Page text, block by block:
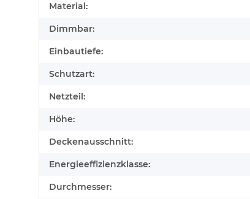
Material:
Dimmbar:
Einbautiefe:
Schutzart:
Netzteil:
Höhe:
Deckenausschnitt:
Energieeffizienzklasse:
Durchmesser: